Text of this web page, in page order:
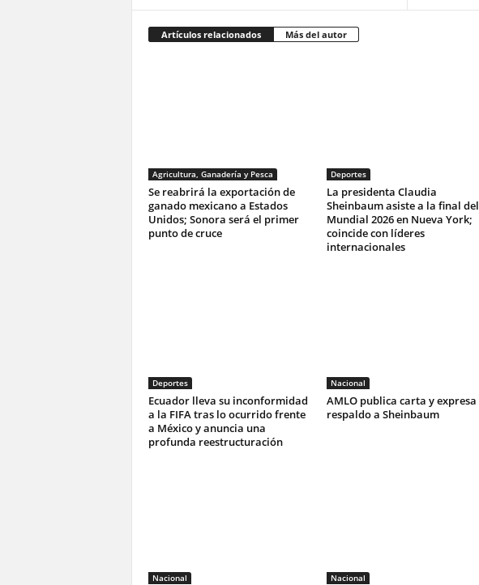
Artículos relacionados Más del autor
Agricultura, Ganadería y Pesca
Se reabrirá la exportación de
ganado mexicano a Estados
Unidos; Sonora será el primer
punto de cruce
Deportes
La presidenta Claudia
Sheinbaum asiste a la final del
Mundial 2026 en Nueva York;
coincide con líderes
internacionales
Deportes
Ecuador lleva su inconformidad
a la FIFA tras lo ocurrido frente
a México y anuncia una
profunda reestructuración
Nacional
AMLO publica carta y expresa
respaldo a Sheinbaum
Nacional Nacional